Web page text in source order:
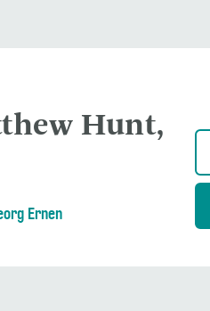
Hunt,
Ernen